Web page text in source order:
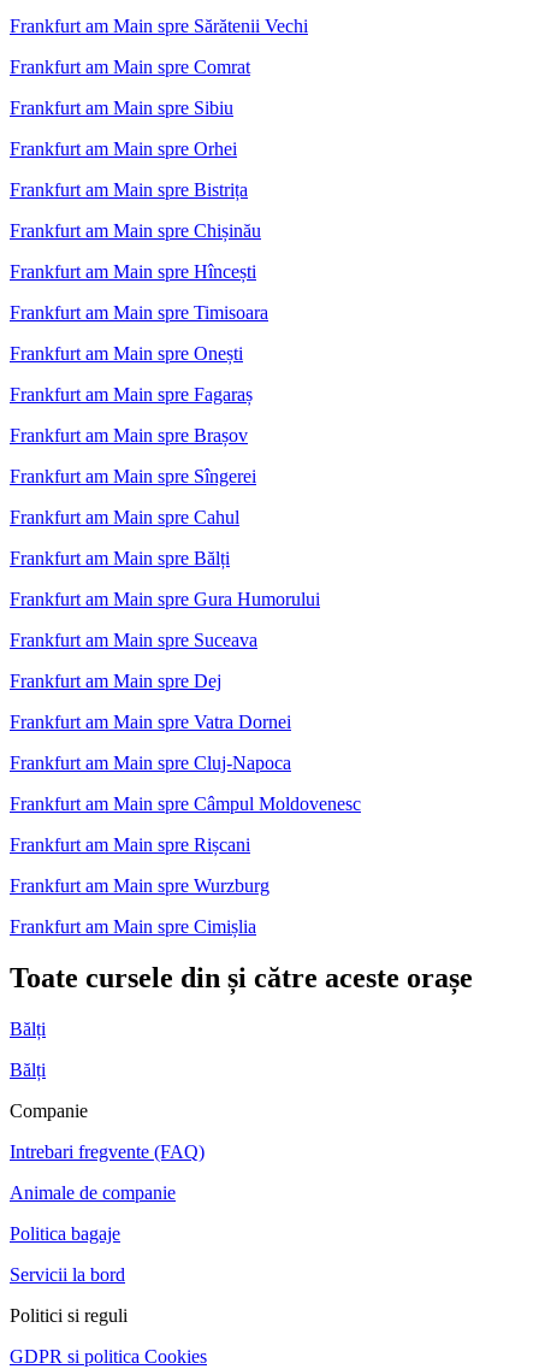
Frankfurt am Main spre Sărătenii Vechi
Frankfurt am Main spre Comrat
Frankfurt am Main spre Sibiu
Frankfurt am Main spre Orhei
Frankfurt am Main spre Bistrița
Frankfurt am Main spre Chișinău
Frankfurt am Main spre Hîncești
Frankfurt am Main spre Timisoara
Frankfurt am Main spre Onești
Frankfurt am Main spre Fagaraș
Frankfurt am Main spre Brașov
Frankfurt am Main spre Sîngerei
Frankfurt am Main spre Cahul
Frankfurt am Main spre Bălți
Frankfurt am Main spre Gura Humorului
Frankfurt am Main spre Suceava
Frankfurt am Main spre Dej
Frankfurt am Main spre Vatra Dornei
Frankfurt am Main spre Cluj-Napoca
Frankfurt am Main spre Câmpul Moldovenesc
Frankfurt am Main spre Rișcani
Frankfurt am Main spre Wurzburg
Frankfurt am Main spre Cimișlia
Toate cursele din și către aceste orașe
Bălți
Bălți
Companie
Intrebari fregvente (FAQ)
Animale de companie
Politica bagaje
Servicii la bord
Politici si reguli
GDPR si politica Cookies